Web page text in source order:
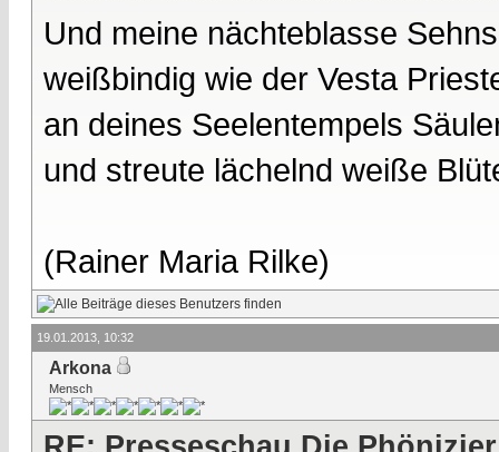
Und meine nächteblasse
weißbindig wie der Vesta
an deines Seelentempels
und streute lächelnd weiße
(Rainer Maria Rilke)
19.01.2013, 10:32
Arkona
Mensch